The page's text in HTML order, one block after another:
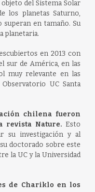
del Sistema Solar
los planetas Saturno,
en tamaño. Su
planetaria.
en 2013 con
sur de América, en las
muy relevante en las
UC Santa
chilena fueron
revista Nature. Esto
su investigación y al
doctorado sobre este
la UC y la Universidad
de Chariklo en los